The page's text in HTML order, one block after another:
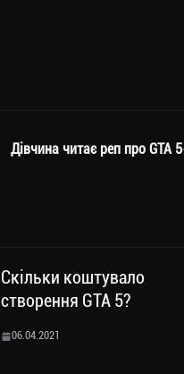
Дівчина читає реп про GTA 5
Скільки коштувало
створення GTA 5?
06.04.2021